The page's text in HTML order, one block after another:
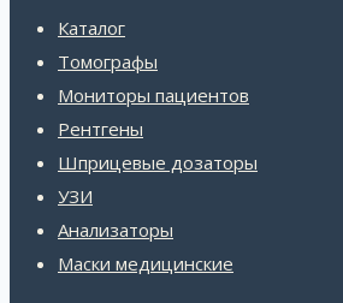
Каталог
Томографы
Мониторы пациентов
Рентгены
Шприцевые дозаторы
УЗИ
Анализаторы
Маски медицинские